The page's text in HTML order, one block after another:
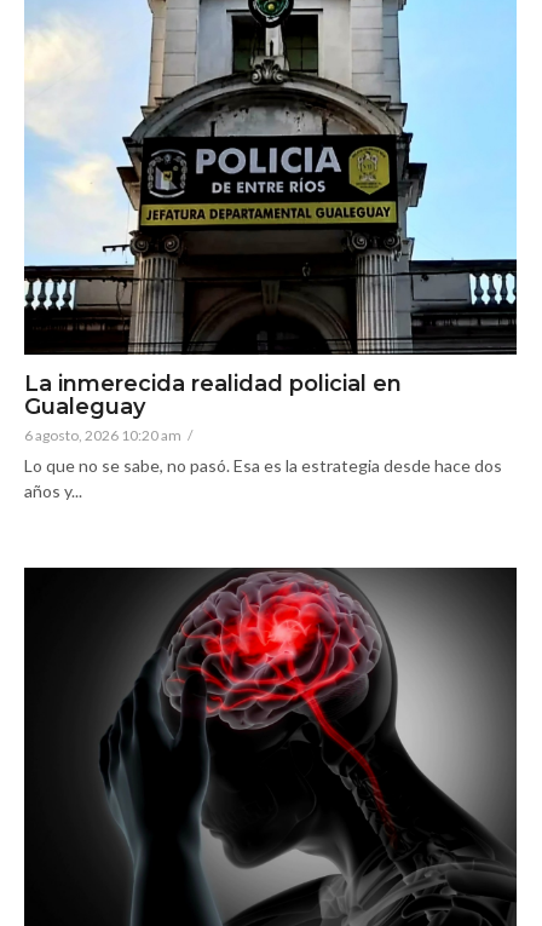
La inmerecida realidad policial en
Gualeguay
6 agosto, 2026 10:20 am /
Lo que no se sabe, no pasó. Esa es la estrategia desde hace dos
años y...